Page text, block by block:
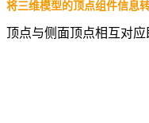
将三维模型的顶点组件信息
顶点与侧面顶点相互对应